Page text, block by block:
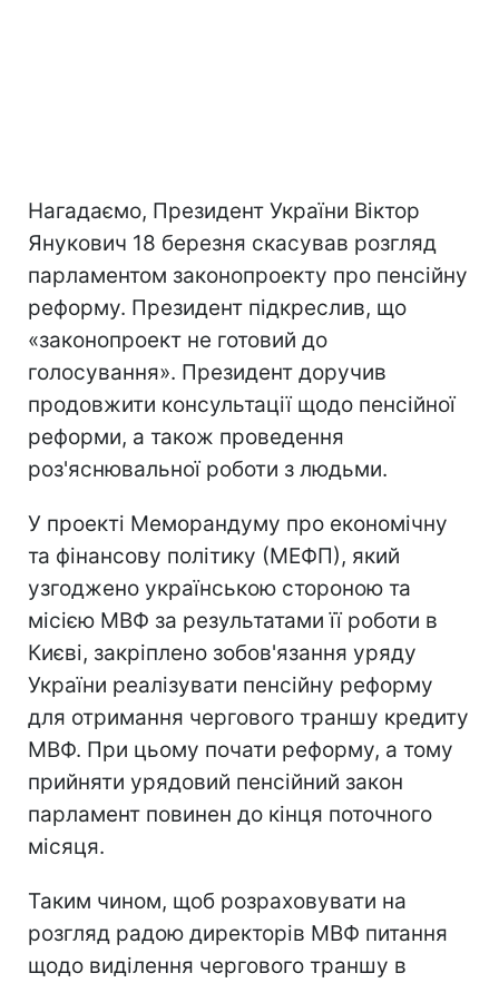
Нагадаємо, Президент України Віктор
Янукович 18 березня скасував розгляд
парламентом законопроекту про пенсійну
реформу. Президент підкреслив, що
«законопроект не готовий до
голосування». Президент доручив
продовжити консультації щодо пенсійної
реформи, а також проведення
роз'яснювальної роботи з людьми.
У проекті Меморандуму про економічну
та фінансову політику (МЕФП), який
узгоджено українською стороною та
місією МВФ за результатами її роботи в
Києві, закріплено зобов'язання уряду
України реалізувати пенсійну реформу
для отримання чергового траншу кредиту
МВФ. При цьому почати реформу, а тому
прийняти урядовий пенсійний закон
парламент повинен до кінця поточного
місяця.
Таким чином, щоб розраховувати на
розгляд радою директорів МВФ питання
щодо виділення чергового траншу в